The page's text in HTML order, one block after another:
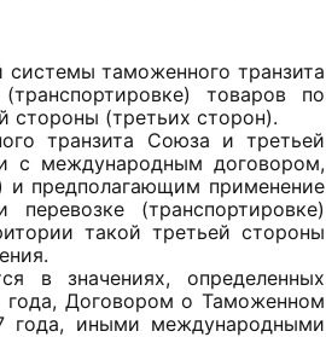
таможенного транзита
товаров по
(третьих сторон).
транзита Союза и третьей
с международным договором,
предполагающим применение
(транспортировке)
такой третьей стороны
в значениях, определенных
Договором о Таможенном
года, иными международными